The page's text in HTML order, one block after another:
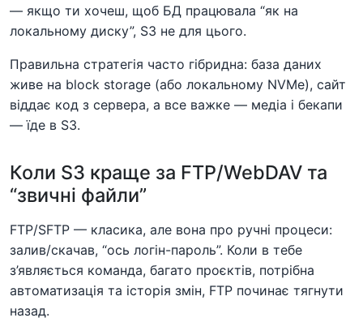
— якщо ти хочеш, щоб БД працювала “як на
локальному диску”, S3 не для цього.
Правильна стратегія часто гібридна: база даних
живе на block storage (або локальному NVMe), сайт
віддає код з сервера, а все важке — медіа і бекапи
— їде в S3.
Коли S3 краще за FTP/WebDAV та
“звичні файли”
FTP/SFTP — класика, але вона про ручні процеси:
залив/скачав, “ось логін-пароль”. Коли в тебе
з’являється команда, багато проєктів, потрібна
автоматизація та історія змін, FTP починає тягнути
назад.